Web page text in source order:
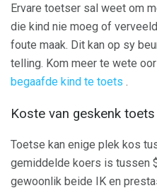
Ervare toetser sal weet om
die kind nie moeg of
foute maak. Dit kan op sy
telling. Kom meer te wete oor
begaafde kind te toets .
Koste van geskenk toets
Toetse kan enige plek kos
gemiddelde koers is tussen
gewoonlik beide IK en